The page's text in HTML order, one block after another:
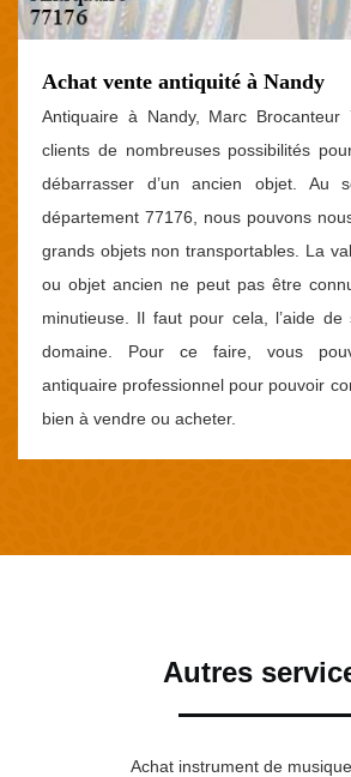
Achat vente antiquité à Nandy
Antiquaire à Nandy, Marc
clients de nombreuses possibilités
débarrasser d’un ancien objet. Au
département 77176, nous pouvons
grands objets non transportables. La
ou objet ancien ne peut pas être
minutieuse. Il faut pour cela, l’aide de
domaine. Pour ce faire, vous
antiquaire professionnel pour pouvoir
bien à vendre ou acheter.
Autres
Achat instrument de